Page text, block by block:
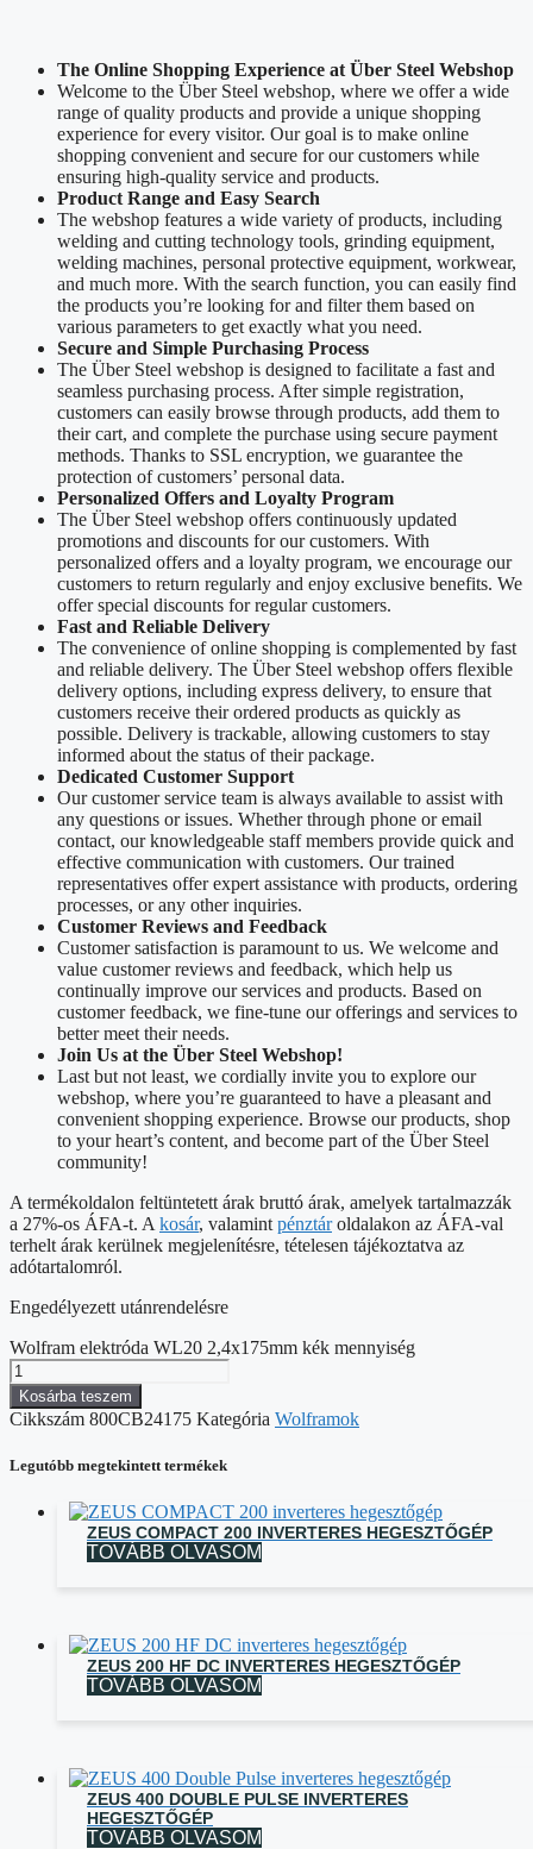
The Online Shopping Experience at Über Steel Webshop
Welcome to the Über Steel webshop, where we offer a wide
range of quality products and provide a unique shopping
experience for every visitor. Our goal is to make online
shopping convenient and secure for our customers while
ensuring high-quality service and products.
Product Range and Easy Search
The webshop features a wide variety of products, including
welding and cutting technology tools, grinding equipment,
welding machines, personal protective equipment, workwear,
and much more. With the search function, you can easily find
the products you’re looking for and filter them based on
various parameters to get exactly what you need.
Secure and Simple Purchasing Process
The Über Steel webshop is designed to facilitate a fast and
seamless purchasing process. After simple registration,
customers can easily browse through products, add them to
their cart, and complete the purchase using secure payment
methods. Thanks to SSL encryption, we guarantee the
protection of customers’ personal data.
Personalized Offers and Loyalty Program
The Über Steel webshop offers continuously updated
promotions and discounts for our customers. With
personalized offers and a loyalty program, we encourage our
customers to return regularly and enjoy exclusive benefits. We
offer special discounts for regular customers.
Fast and Reliable Delivery
The convenience of online shopping is complemented by fast
and reliable delivery. The Über Steel webshop offers flexible
delivery options, including express delivery, to ensure that
customers receive their ordered products as quickly as
possible. Delivery is trackable, allowing customers to stay
informed about the status of their package.
Dedicated Customer Support
Our customer service team is always available to assist with
any questions or issues. Whether through phone or email
contact, our knowledgeable staff members provide quick and
effective communication with customers. Our trained
representatives offer expert assistance with products, ordering
processes, or any other inquiries.
Customer Reviews and Feedback
Customer satisfaction is paramount to us. We welcome and
value customer reviews and feedback, which help us
continually improve our services and products. Based on
customer feedback, we fine-tune our offerings and services to
better meet their needs.
Join Us at the Über Steel Webshop!
Last but not least, we cordially invite you to explore our
webshop, where you’re guaranteed to have a pleasant and
convenient shopping experience. Browse our products, shop
to your heart’s content, and become part of the Über Steel
community!
A termékoldalon feltüntetett árak bruttó árak, amelyek tartalmazzák
a 27%-os ÁFA-t. A kosár, valamint pénztároldalakon az ÁFA-val
terhelt árak kerülnek megjelenítésre, tételesen tájékoztatva az
adótartalomról.
Engedélyezett utánrendelésre
Wolfram elektróda WL20 2,4x175mm kék mennyiség
Kosárba teszem
Cikkszám 800CB24175 Kategória Wolframok
Legutóbb megtekintett termékek
ZEUS COMPACT 200 INVERTERES HEGESZTŐGÉP
TOVÁBB OLVASOM
ZEUS 200 HF DC INVERTERES HEGESZTŐGÉP
TOVÁBB OLVASOM
ZEUS 400 DOUBLE PULSE INVERTERES
HEGESZTŐGÉP
TOVÁBB OLVASOM